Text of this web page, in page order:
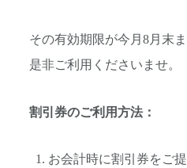
その有効期限が今月8月末
是非ご利用くださいませ。
割引券のご利用方法：
お会計時に割引券をご提